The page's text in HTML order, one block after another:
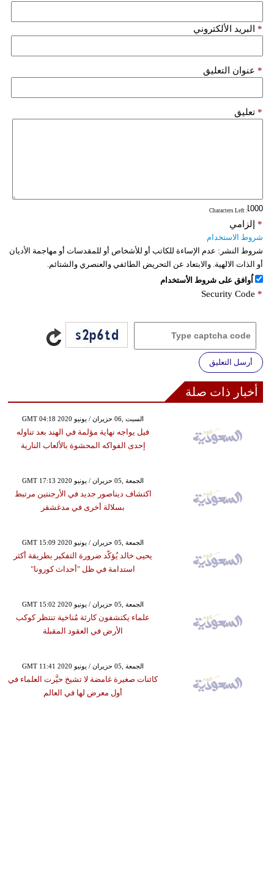
البريد الألكتروني *
عنوان التعليق *
تعليق *
: Characters Left
إلزامي *
شروط الاستخدام
شروط النشر: عدم الإساءة للكاتب أو للأشخاص أو للمقدسات أو مهاجمة الأديان
أو الذات الالهية. والابتعاد عن التحريض الطائفي والعنصري والشتائم.
اُوافق على شروط الأستخدام
Security Code *
أرسل التعليق
أخبار ذات صلة
GMT 04:18 2020 السبت ,06 حزيران / يونيو
فيل يواجه نهاية مؤلمة في الهند بعد تناوله
إحدى الفواكه المحشوة بالألعاب النارية
GMT 17:13 2020 الجمعة ,05 حزيران / يونيو
اكتشاف ديناصور جديد في الأرجنتين مرتبط
بسلالة أخرى في مدغشقر
GMT 15:09 2020 الجمعة ,05 حزيران / يونيو
يحيى خالد يُؤكّد ضرورة التفكير بطريقة أكثر
استدامة في ظل "أحداث كورونا"
GMT 15:02 2020 الجمعة ,05 حزيران / يونيو
علماء يكتشفون كارثة مُناخية تنتظر كوكب
الأرض في العقود المقبلة
GMT 11:41 2020 الجمعة ,05 حزيران / يونيو
كائنات صغيرة غامضة لا تشيخ حيَّرت العلماء في
أول معرض لها في العالم